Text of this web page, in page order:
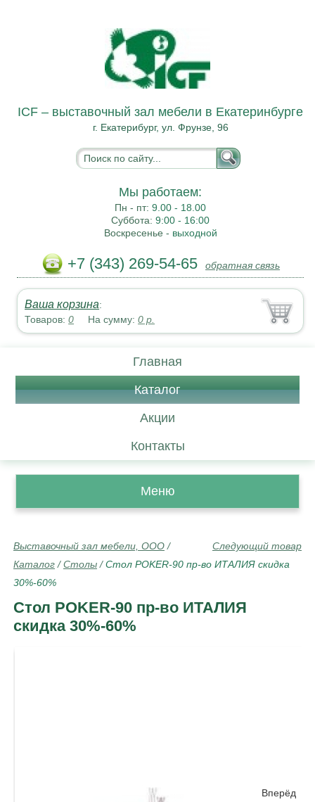
ICF – выставочный зал мебели в Екатеринбурге
г. Екатерибург, ул. Фрунзе, 96
Мы работаем:
Пн - пт:9.00 - 18.00
Суббота:9:00 - 16:00
Воскресенье - выходной
+7 (343) 269-54-65 обратная связь
Ваша корзина:
Товаров:0 На сумму:0 р.
Главная
Каталог
Акции
Контакты
Меню
Следующий товар
Выставочный зал мебели, ООО /
Каталог /Столы /Стол POKER-90 пр-во ИТАЛИЯ скидка
30%-60%
Стол POKER-90 пр-во ИТАЛИЯ
скидка 30%-60%
Вперёд